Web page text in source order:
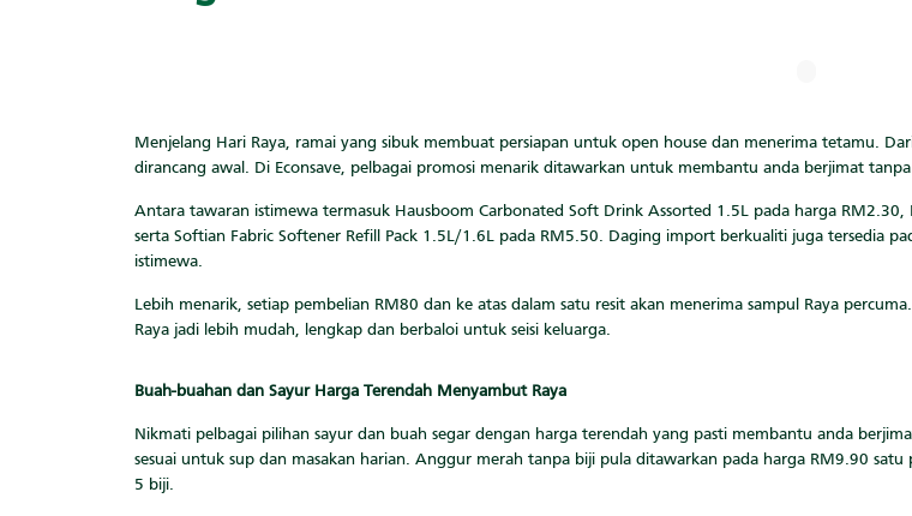
Menjelang Hari Raya, ramai yang sibuk membuat persiapan untuk open house dan menerima tetamu.
dirancang awal. Di Econsave, pelbagai promosi menarik ditawarkan untuk membantu anda berjimat
Antara tawaran istimewa termasuk Hausboom Carbonated Soft Drink Assorted 1.5L pada harga
serta Softian Fabric Softener Refill Pack 1.5L/1.6L pada RM5.50. Daging import berkualiti juga tersedia
istimewa.
Lebih menarik, setiap pembelian RM80 dan ke atas dalam satu resit akan menerima sampul Raya
Raya jadi lebih mudah, lengkap dan berbaloi untuk seisi keluarga.
Buah-buahan dan Sayur Harga Terendah Menyambut Raya
Nikmati pelbagai pilihan sayur dan buah segar dengan harga terendah yang pasti membantu anda
sesuai untuk sup dan masakan harian. Anggur merah tanpa biji pula ditawarkan pada harga RM9.90
5 biji.